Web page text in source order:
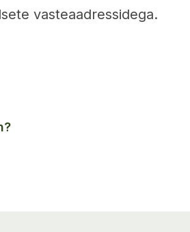
vasteaadressidega.